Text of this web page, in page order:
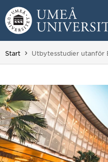
Hoppa direkt till
Huvudmenyn dold.
Start Du är här:
Utbytesstudier utanför